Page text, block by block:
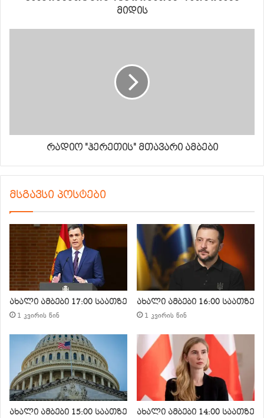
მიდის
რადიო "ჰერეთის" მთავარი ამბები
მსგავსი პოსტები
ახალი ამბები 17:00 საათზე
1 კვირის წინ
ახალი ამბები 16:00 საათზე
1 კვირის წინ
ახალი ამბები 15:00 საათზე ახალი ამბები 14:00 საათზე